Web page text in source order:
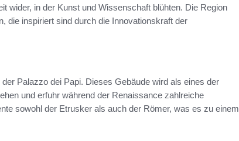
wider, in der Kunst und Wissenschaft blühten. Die Region
die inspiriert sind durch die Innovationskraft der
Palazzo dei Papi. Dieses Gebäude wird als eines der
und erfuhr während der Renaissance zahlreiche
sowohl der Etrusker als auch der Römer, was es zu einem